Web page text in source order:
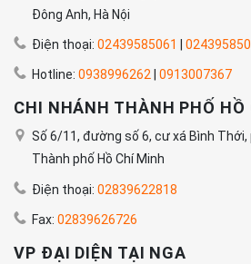
Đông Anh, Hà Nội
Điện thoại: 02439585061
Hotline: 0938996262 0913007367
CHI NHÁNH THÀNH PHỐ HỒ
Số 6/11, đường số 6, cư xá Bình Thới,
Thành phố Hồ Chí Minh
Điện thoại: 02839622818
Fax: 02839626726
VP ĐẠI DIỆN TẠI NGA